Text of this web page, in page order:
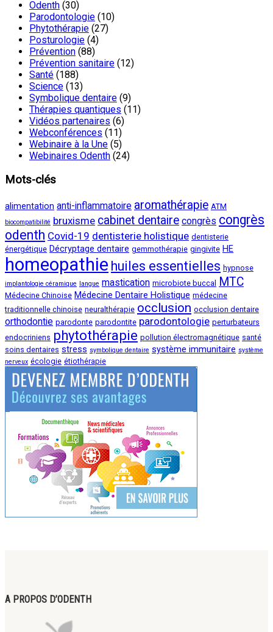
Odenth (30)
Parodontologie (10)
Phytothérapie (27)
Posturologie (4)
Prévention (88)
Prévention sanitaire (12)
Santé (188)
Science (13)
Symbolique dentaire (9)
Thérapies quantiques (11)
Vidéos partenaires (6)
Webconférences (11)
Webinaire à la Une (5)
Webinaires Odenth (24)
Mots-clés
alimentation anti-inflammatoire aromathérapie ATM
biocompatibilité bruxisme cabinet dentaire congrès congrès
odenth Covid-19 dentisterie holistique dentisterie
énergétique Décryptage dentaire gemmothérapie gingivite HE
homeopathie huiles essentielles hypnose
implantologie céramique langue mastication microbiote buccal MTC
Médecine Chinoise Médecine Dentaire Holistique médecine
traditionnelle chinoise neuralthérapie occlusion occlusion dentaire
orthodontie parodonte parodontite parodontologie perturbateurs
endocriniens phytothérapie pollution électromagnétique santé
soins dentaires stress symbolique dentaire système immunitaire système
nerveux écologie étiothérapie
A PROPOS D’ODENTH